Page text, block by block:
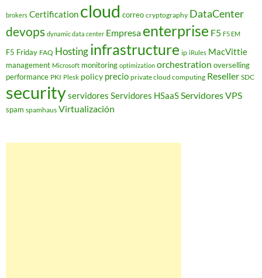
brokers Certification cloud correo cryptography DataCenter
devops dynamic data center Empresa enterprise F5 F5 EM
F5 Friday FAQ Hostinginfrastructure ip iRules MacVittie
management Microsoft monitoring optimization orchestration overselling
performance PKI Plesk policy precio private cloud computing Reseller SDC
securityservidores Servidores HSaaSServidores VPS
spam spamhaus Virtualización